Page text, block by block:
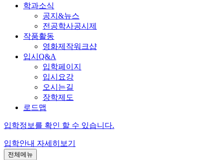
학과소식
공지&뉴스
전공학사공시제
작품활동
영화제작워크샵
입시Q&A
입학페이지
입시요강
오시는길
장학제도
로드맵
입학정보를 확인 할 수 있습니다.
입학안내 자세히보기
전체메뉴